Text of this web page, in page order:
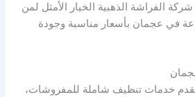
شركة الفراشة الذهبية الخيار الأمثل لمن
في عجمان بأسعار مناسبة وجودة
خدمات تنظيف شاملة للمفروشات،